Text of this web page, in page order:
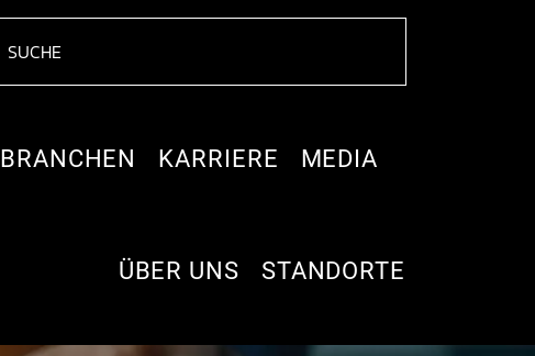
BRANCHEN KARRIERE MEDIA
ÜBER UNS STANDORTE